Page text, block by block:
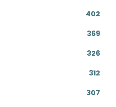
402
369
326
312
307